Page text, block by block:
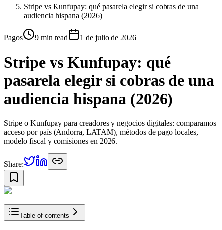
Stripe vs Kunfupay: qué pasarela elegir si cobras de una
audiencia hispana (2026)
Pagos 9 min read 1 de julio de 2026
Stripe vs Kunfupay: qué
pasarela elegir si cobras de una
audiencia hispana (2026)
Stripe o Kunfupay para creadores y negocios digitales: comparamos
acceso por país (Andorra, LATAM), métodos de pago locales,
modelo fiscal y comisiones en 2026.
Share:
Table of contents